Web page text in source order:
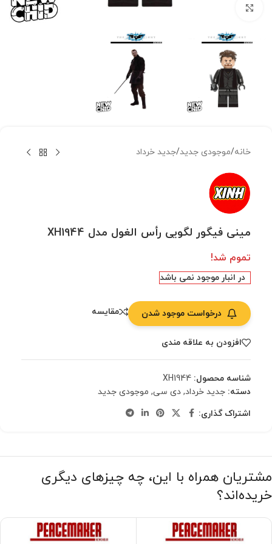
خانه/موجودی جدید/جدید خرداد
مینی فیگور لگویی رأس الغول مدل XH1944
تموم شد!
در انبار موجود نمی باشد
درخواست موجود شدن مقایسه
افزودن به علاقه مندی
شناسه محصول: XH1944
دسته: جدید خرداد, دی سی, موجودی جدید
اشتراک گذاری:
مشتریان همراه با این، چه چیزهای دیگری
خریده‌اند؟